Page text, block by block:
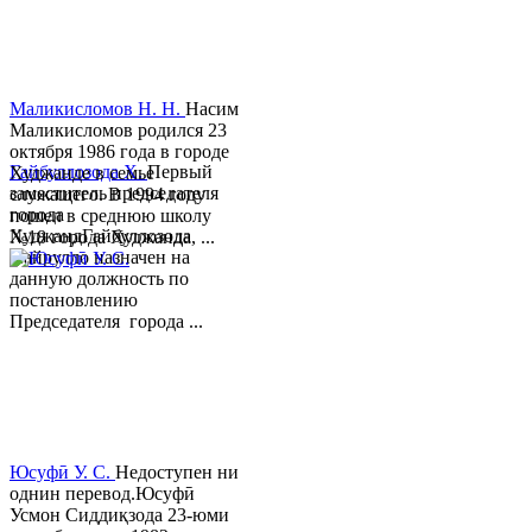
Гайбуллозода Х.Первый
заместитель председателя
города
ХуджандГайбуллозода
Хайрулло назначен на
данную должность по
постановлению
Председателя города ...
Маликисломов Н. Н. Насим
Маликисломов родился 23
октября 1986 года в городе
Худжанде в семье
служащего. В 1994 году
пошел в среднюю школу
№18 города Худжанда, ...
Юсуфӣ У. C. Недоступен ни
однин перевод.Юсуфӣ
Усмон Сиддиқзода 23-юми